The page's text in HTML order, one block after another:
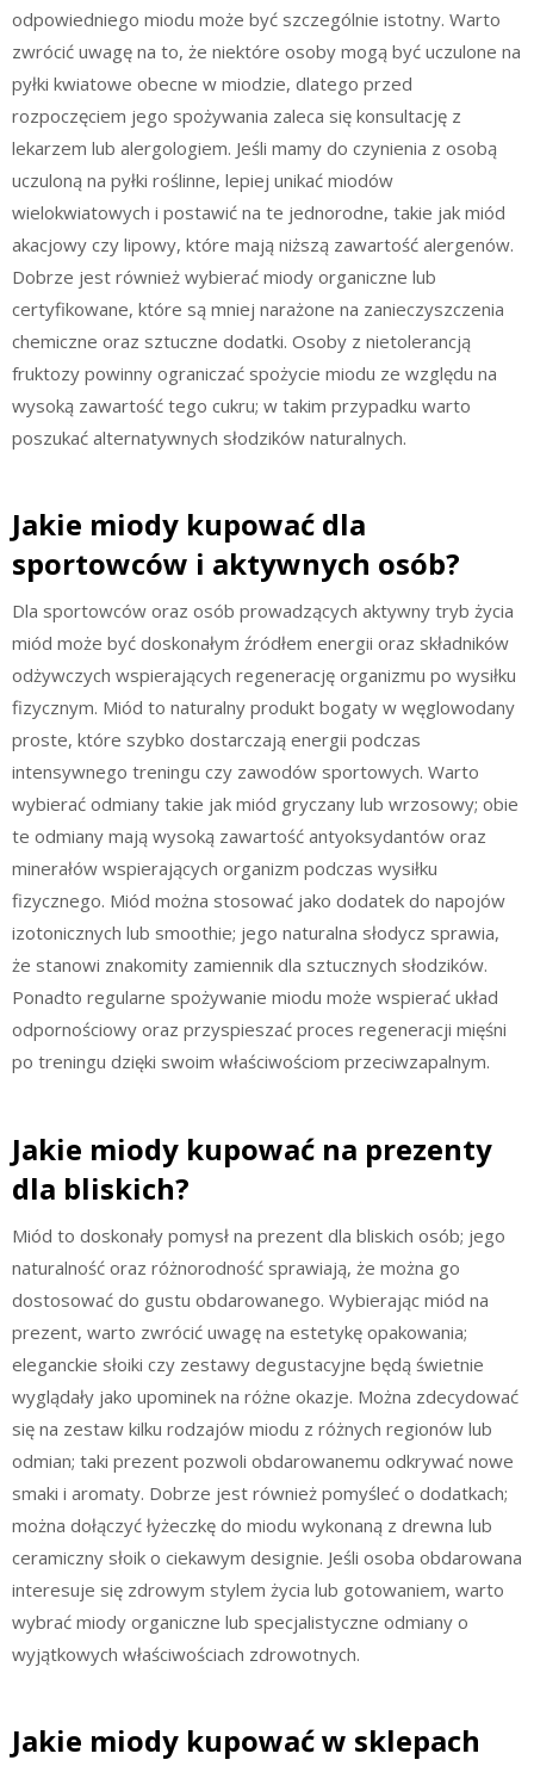
odpowiedniego miodu może być szczególnie istotny. Warto
zwrócić uwagę na to, że niektóre osoby mogą być uczulone na
pyłki kwiatowe obecne w miodzie, dlatego przed
rozpoczęciem jego spożywania zaleca się konsultację z
lekarzem lub alergologiem. Jeśli mamy do czynienia z osobą
uczuloną na pyłki roślinne, lepiej unikać miodów
wielokwiatowych i postawić na te jednorodne, takie jak miód
akacjowy czy lipowy, które mają niższą zawartość alergenów.
Dobrze jest również wybierać miody organiczne lub
certyfikowane, które są mniej narażone na zanieczyszczenia
chemiczne oraz sztuczne dodatki. Osoby z nietolerancją
fruktozy powinny ograniczać spożycie miodu ze względu na
wysoką zawartość tego cukru; w takim przypadku warto
poszukać alternatywnych słodzików naturalnych.
Jakie miody kupować dla
sportowców i aktywnych osób?
Dla sportowców oraz osób prowadzących aktywny tryb życia
miód może być doskonałym źródłem energii oraz składników
odżywczych wspierających regenerację organizmu po wysiłku
fizycznym. Miód to naturalny produkt bogaty w węglowodany
proste, które szybko dostarczają energii podczas
intensywnego treningu czy zawodów sportowych. Warto
wybierać odmiany takie jak miód gryczany lub wrzosowy; obie
te odmiany mają wysoką zawartość antyoksydantów oraz
minerałów wspierających organizm podczas wysiłku
fizycznego. Miód można stosować jako dodatek do napojów
izotonicznych lub smoothie; jego naturalna słodycz sprawia,
że stanowi znakomity zamiennik dla sztucznych słodzików.
Ponadto regularne spożywanie miodu może wspierać układ
odpornościowy oraz przyspieszać proces regeneracji mięśni
po treningu dzięki swoim właściwościom przeciwzapalnym.
Jakie miody kupować na prezenty
dla bliskich?
Miód to doskonały pomysł na prezent dla bliskich osób; jego
naturalność oraz różnorodność sprawiają, że można go
dostosować do gustu obdarowanego. Wybierając miód na
prezent, warto zwrócić uwagę na estetykę opakowania;
eleganckie słoiki czy zestawy degustacyjne będą świetnie
wyglądały jako upominek na różne okazje. Można zdecydować
się na zestaw kilku rodzajów miodu z różnych regionów lub
odmian; taki prezent pozwoli obdarowanemu odkrywać nowe
smaki i aromaty. Dobrze jest również pomyśleć o dodatkach;
można dołączyć łyżeczkę do miodu wykonaną z drewna lub
ceramiczny słoik o ciekawym designie. Jeśli osoba obdarowana
interesuje się zdrowym stylem życia lub gotowaniem, warto
wybrać miody organiczne lub specjalistyczne odmiany o
wyjątkowych właściwościach zdrowotnych.
Jakie miody kupować w sklepach